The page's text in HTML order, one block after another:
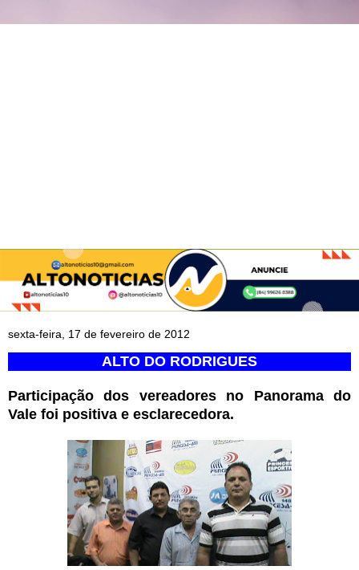
sexta-feira, 17 de fevereiro de 2012
ALTO DO RODRIGUES
Participação dos vereadores no Panorama do
Vale foi positiva e esclarecedora.